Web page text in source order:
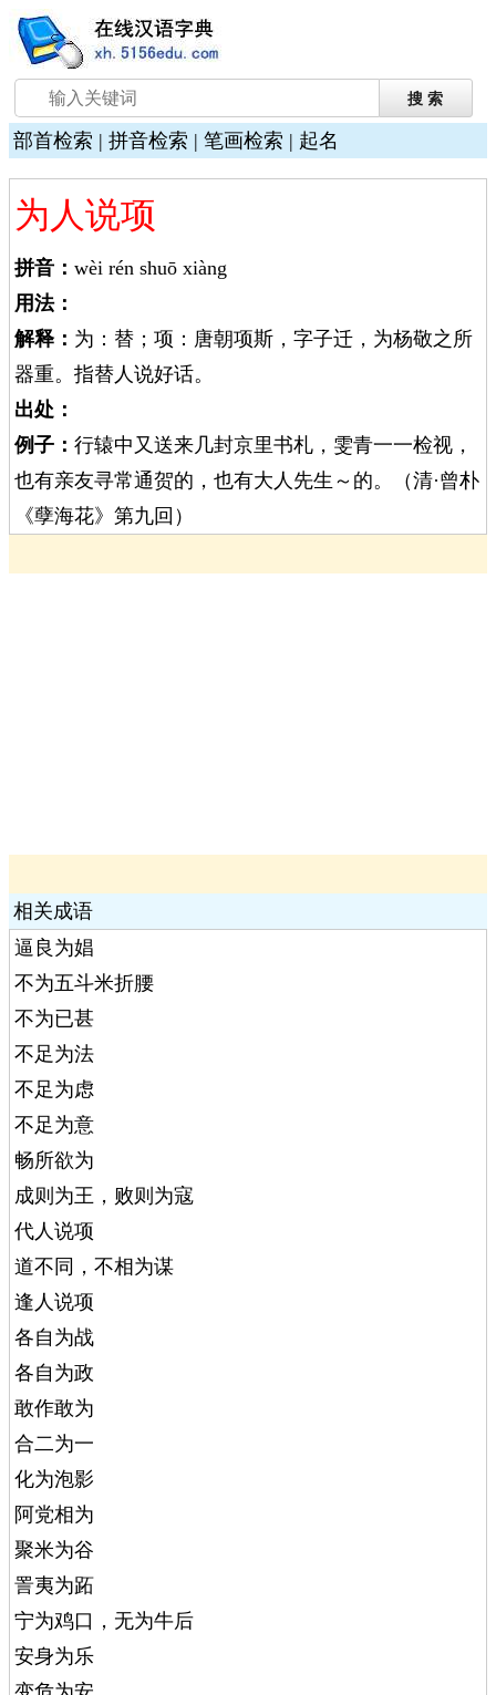
部首检索 | 拼音检索 | 笔画检索 | 起名
为人说项
拼音： wèi rén shuō xiàng
用法：
解释： 为：替；项：唐朝项斯，字子迁，为杨敬之所
器重。指替人说好话。
出处：
例子： 行辕中又送来几封京里书札，雯青一一检视，
也有亲友寻常通贺的，也有大人先生～的。（清·曾朴
《孽海花》第九回）
相关成语
逼良为娼
不为五斗米折腰
不为已甚
不足为法
不足为虑
不足为意
畅所欲为
成则为王，败则为寇
代人说项
道不同，不相为谋
逢人说项
各自为战
各自为政
敢作敢为
合二为一
化为泡影
阿党相为
聚米为谷
詈夷为跖
宁为鸡口，无为牛后
安身为乐